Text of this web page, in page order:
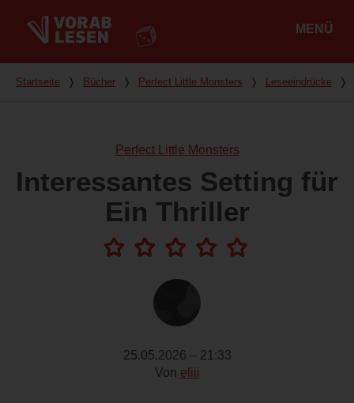
MENÜ
Du bist hier
Startseite ❭ Bücher ❭ Perfect Little Monsters ❭ Leseeindrücke ❭
Perfect Little Monsters
Interessantes Setting für
Ein Thriller
25.05.2026 – 21:33
Von eliii